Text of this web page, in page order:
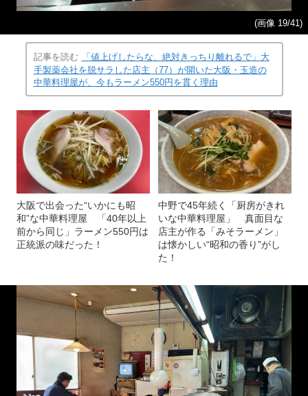
(画像 19/41)
記事を読む
「値上げしたらな、絶対きっちり離れるで」大
手製薬会社を脱サラした店主（77）が開いた大阪・玉造の
中華料理屋が、今もラーメン550円を貫く理由
大阪で出会った“いかにも昭
和”な中華料理屋 「40年以上
前から同じ」ラーメン550円は
正統派の味だった！
中野で45年続く「厨房がきれ
いな中華料理屋」 真面目な
店主が作る「みそラーメン」
は懐かしい“昭和の香り”がし
た！